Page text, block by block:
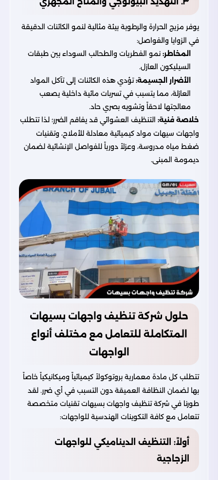
يوفر مزيج الحرارة والرطوبة بيئة مثالية لنمو الكائنات الدقيقة
في الزوايا والفواصل:
المخاطر: نمو الفطريات والطحالب السوداء بين طبقات
السيليكون العازل.
الأضرار الجسيمة:تؤدي هذه الكائنات إلى تآكل المواد
العازلة، مما يتسبب في تسربات مائية داخلية يصعب
معالجتها لاحقاً وتشويه بصري حاد.
خلاصة فنية: التنظيف العشوائي قد يفاقم الضرر؛ لذا تتطلب
واجهات سيهات مواد كيميائية معادلة للأملاح، وتقنيات
ضغط مياه مدروسة، وعزلاً دورياً للفواصل الإنشائية لضمان
ديمومة المبنى.
حلول شركة تنظيف واجهات بسيهات
المتكاملة للتعامل مع مختلف أنواع
الواجهات
تتطلب كل مادة معمارية بروتوكولاً كيميائياً وميكانيكياً خاصاً
بها لضمان النظافة العميقة دون التسبب في أي ضرر. لقد
طورنا في شركة تنظيف واجهات بسيهات تقنيات متخصصة
تتعامل مع كافة التكوينات الهندسية للواجهات:
أولاً: التنظيف الديناميكي للواجهات
الزجاجية